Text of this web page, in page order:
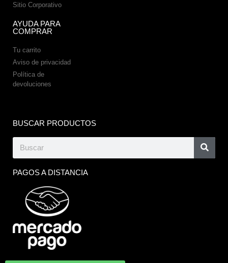
Sitio Corporativo
AYUDA PARA
COMPRAR
Tu carrito
Aviso de privacidad
Política de
devoluciones
BUSCAR PRODUCTOS
PAGOS A DISTANCIA